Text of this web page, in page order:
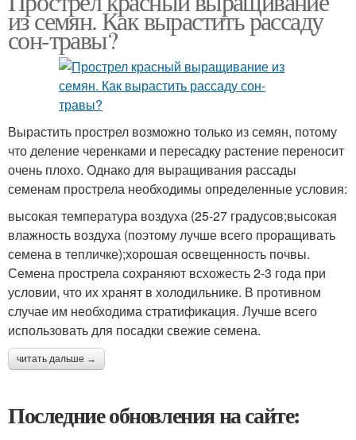
из семян. Как вырастить рассаду
сон-травы?
Вырастить прострел возможно только из семян, потому
что деление черенками и пересадку растение переносит
очень плохо. Однако для выращивания рассады
семенам прострела необходимы определенные условия:
высокая температура воздуха (25-27 градусов;высокая
влажность воздуха (поэтому лучше всего проращивать
семена в тепличке);хорошая освещенность почвы.
Семена прострела сохраняют всхожесть 2-3 года при
условии, что их хранят в холодильнике. В противном
случае им необходима стратификация. Лучше всего
использовать для посадки свежие семена.
читать дальше →
Последние обновления на сайте: